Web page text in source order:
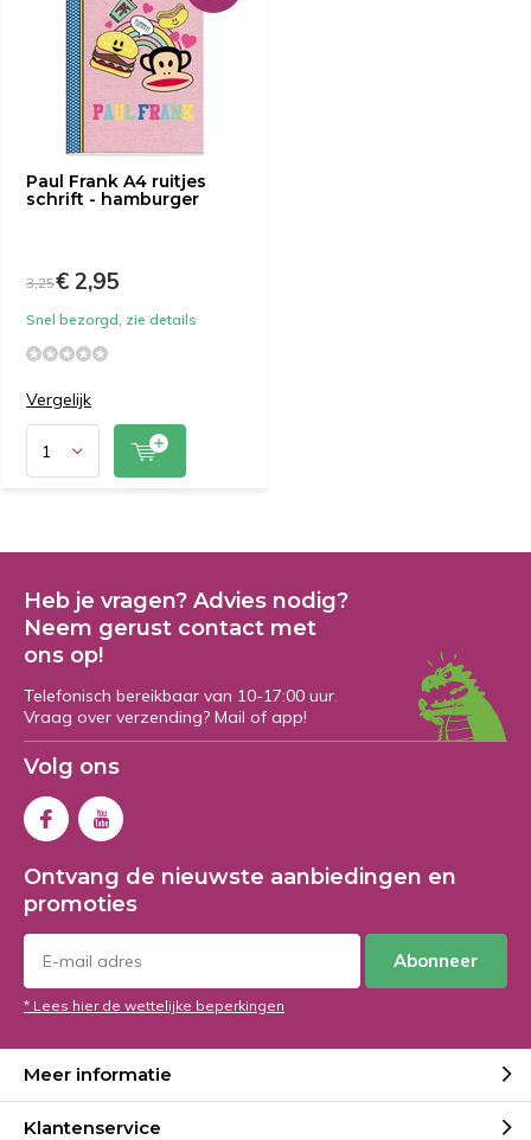
Paul Frank A4 ruitjes
schrift - hamburger
3,25€ 2,95
Snel bezorgd, zie details
Vergelijk
Heb je vragen? Advies nodig?
Neem gerust contact met
ons op!
Telefonisch bereikbaar van 10-17:00 uur.
Vraag over verzending? Mail of app!
Volg ons
Ontvang de nieuwste aanbiedingen en
promoties
Abonneer
* Lees hier de wettelijke beperkingen
Meer informatie
Klantenservice